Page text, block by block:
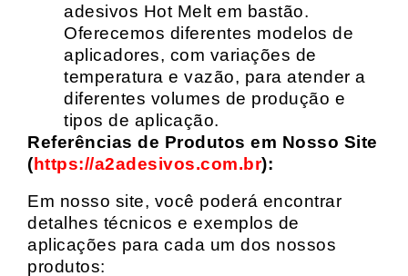
adesivos Hot Melt em bastão.
Oferecemos diferentes modelos de
aplicadores, com variações de
temperatura e vazão, para atender a
diferentes volumes de produção e
tipos de aplicação.
Referências de Produtos em Nosso Site
(https://a2adesivos.com.br):
Em nosso site, você poderá encontrar
detalhes técnicos e exemplos de
aplicações para cada um dos nossos
produtos: